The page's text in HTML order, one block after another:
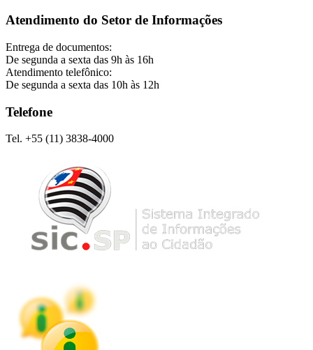
Atendimento do Setor de Informações
Entrega de documentos:
De segunda a sexta das 9h às 16h
Atendimento telefônico:
De segunda a sexta das 10h às 12h
Telefone
Tel. +55 (11) 3838-4000